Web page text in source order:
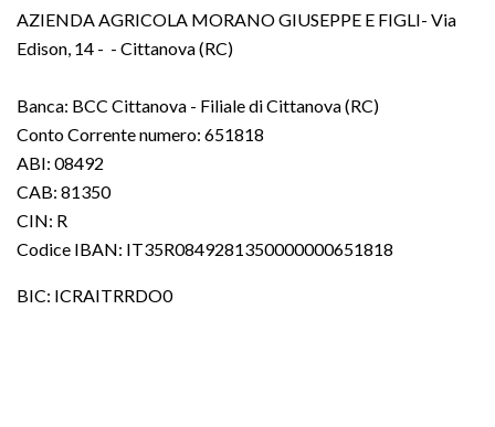
AZIENDA AGRICOLA MORANO GIUSEPPE E FIGLI- Via
Edison, 14 - - Cittanova (RC)
Banca: BCC Cittanova - Filiale di Cittanova (RC)
Conto Corrente numero: 651818
ABI: 08492
CAB: 81350
CIN: R
Codice IBAN: IT35R0849281350000000651818
BIC: ICRAITRRDO0